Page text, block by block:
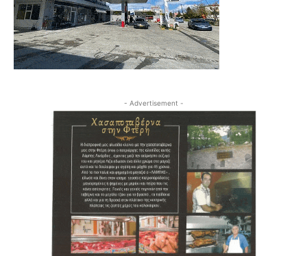
- Advertisement -